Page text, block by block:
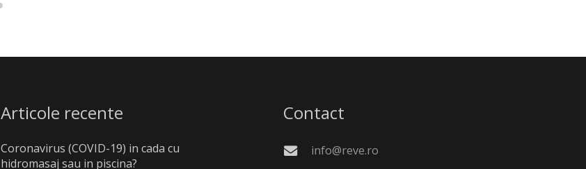
Articole recente
Coronavirus (COVID-19) in cada cu
hidromasaj sau in piscina?
Contact
info@reve.ro